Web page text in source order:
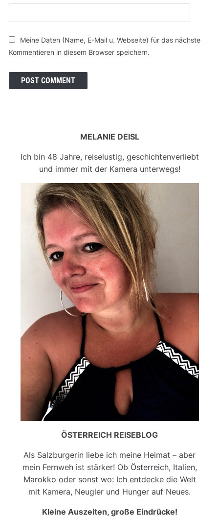
Meine Daten (Name, E-Mail u. Webseite) für das nächste
Kommentieren in diesem Browser speichern.
MELANIE DEISL
Ich bin 48 Jahre, reiselustig, geschichtenverliebt
und immer mit der Kamera unterwegs!
ÖSTERREICH REISEBLOG
Als Salzburgerin liebe ich meine Heimat – aber
mein Fernweh ist stärker! Ob Österreich, Italien,
Marokko oder sonst wo: Ich entdecke die Welt
mit Kamera, Neugier und Hunger auf Neues.
Kleine Auszeiten, große Eindrücke!